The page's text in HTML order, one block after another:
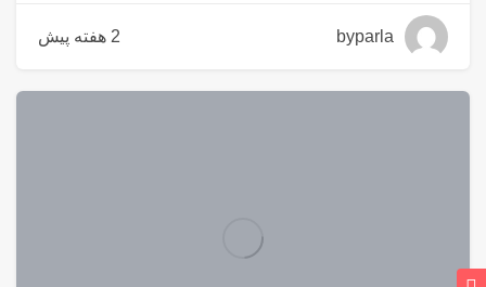
byparla 2 هفته پیش